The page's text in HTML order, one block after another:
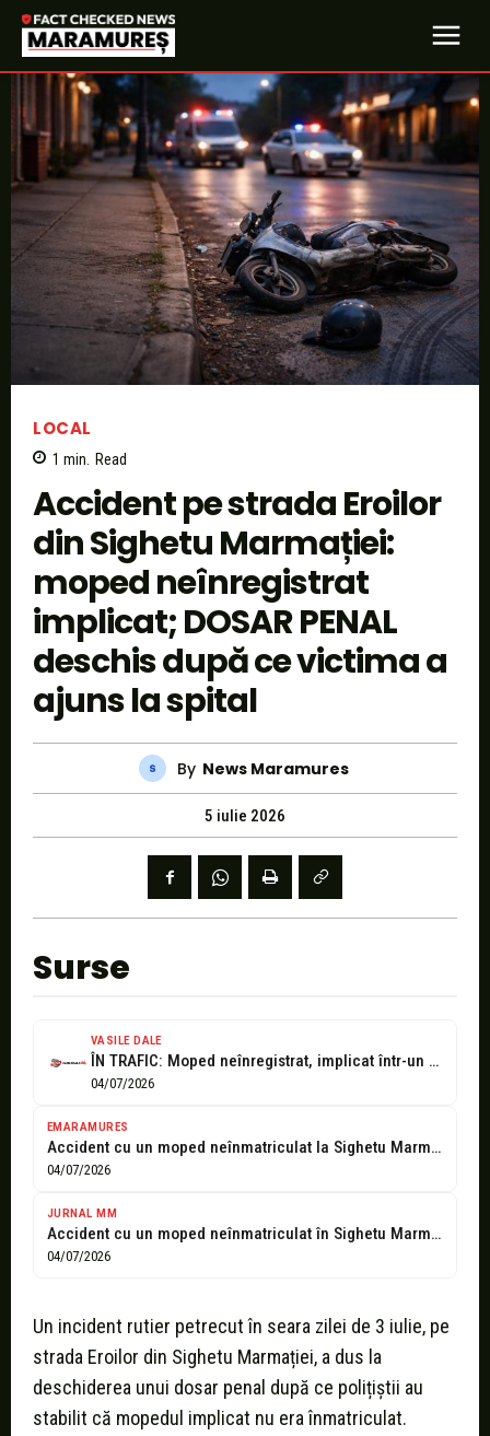
LOCAL
1 min. Read
Accident pe strada Eroilor
din Sighetu Marmației:
moped neînregistrat
implicat; DOSAR PENAL
deschis după ce victima a
ajuns la spital
By News Maramures
5 iulie 2026
Surse
VASILE DALE
ÎN TRAFIC: Moped neînregistrat, implicat într-un accident rutier, șoferiță fără permis, depistată...
04/07/2026
EMARAMURES
Accident cu un moped neînmatriculat la Sighetu Marmației. Conducătorul a ajuns la...
04/07/2026
JURNAL MM
Accident cu un moped neînmatriculat în Sighetu Marmației! Polițiștii au deschis dosar...
04/07/2026
Un incident rutier petrecut în seara zilei de 3 iulie, pe
strada Eroilor din Sighetu Marmației, a dus la
deschiderea unui dosar penal după ce polițiștii au
stabilit că mopedul implicat nu era înmatriculat.